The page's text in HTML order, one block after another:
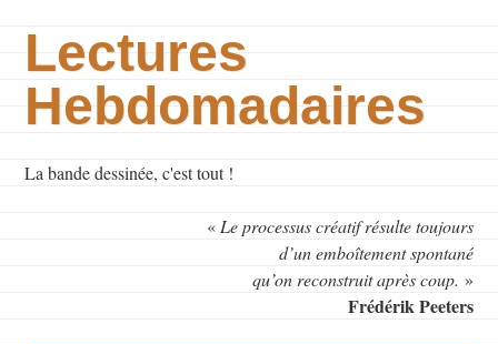
Lectures
Hebdomadaires
La bande dessinée, c'est tout !
« Le processus créatif résulte toujours
d’un emboîtement spontané
qu’on reconstruit après coup. »
Frédérik Peeters